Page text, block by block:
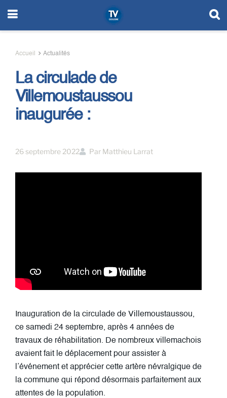
Accueil Actualités
La circulade de
Villemoustaussou
inaugurée :
26 septembre 2022 Par Matthieu Larrat
Inauguration de la circulade de Villemoustaussou,
ce samedi 24 septembre, après 4 années de
travaux de réhabilitation. De nombreux villemachois
avaient fait le déplacement pour assister à
l’événement et apprécier cette artère névralgique de
la commune qui répond désormais parfaitement aux
attentes de la population.